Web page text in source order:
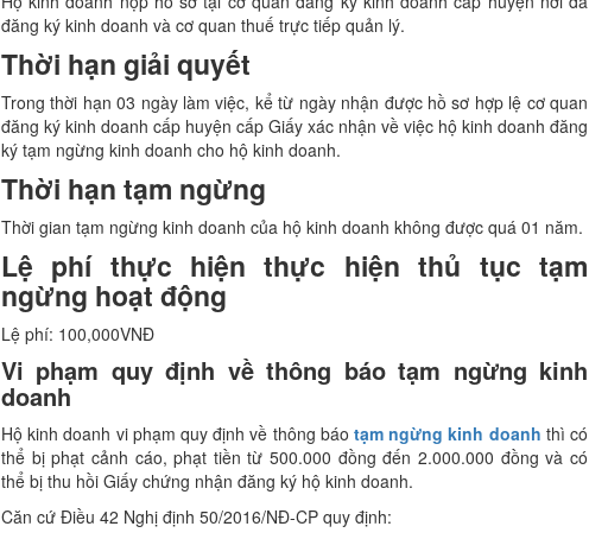
đăng ký kinh doanh và cơ quan thuế trực tiếp quản lý.
Thời hạn giải quyết
Trong thời hạn 03 ngày làm việc, kể từ ngày nhận được hồ sơ hợp lệ cơ quan
đăng ký kinh doanh cấp huyện cấp Giấy xác nhận về việc hộ kinh doanh đăng
ký tạm ngừng kinh doanh cho hộ kinh doanh.
Thời hạn tạm ngừng
Thời gian tạm ngừng kinh doanh của hộ kinh doanh không được quá 01 năm.
Lệ phí thực hiện thực hiện thủ tục tạm
ngừng hoạt động
Lệ phí: 100,000VNĐ
Vi phạm quy định về thông báo tạm ngừng kinh
doanh
Hộ kinh doanh vi phạm quy định về thông báotạm ngừng kinh doanh thì có
thể bị phạt cảnh cáo, phạt tiền từ 500.000 đồng đến 2.000.000 đồng và có
thể bị thu hồi Giấy chứng nhận đăng ký hộ kinh doanh.
Căn cứ Điều 42 Nghị định 50/2016/NĐ-CP quy định: